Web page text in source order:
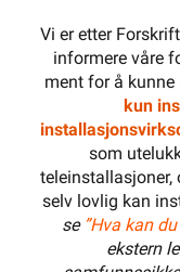
Vi er etter
informere våre
ment for å
kun
som
teleinstallasjoner,
selv lovlig kan
se ”Hva kan
ekstern